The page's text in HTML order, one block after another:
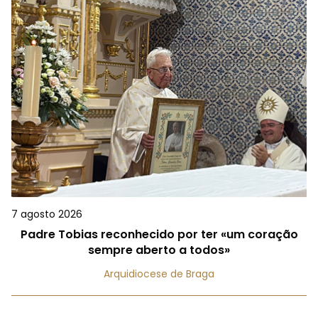
7 agosto 2026
Padre Tobias reconhecido por ter «um coração
sempre aberto a todos»
Arquidiocese de Braga